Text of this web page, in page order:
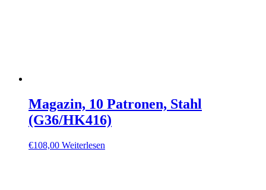
Magazin, 10 Patronen, Stahl
(G36/HK416)
€108,00 Weiterlesen